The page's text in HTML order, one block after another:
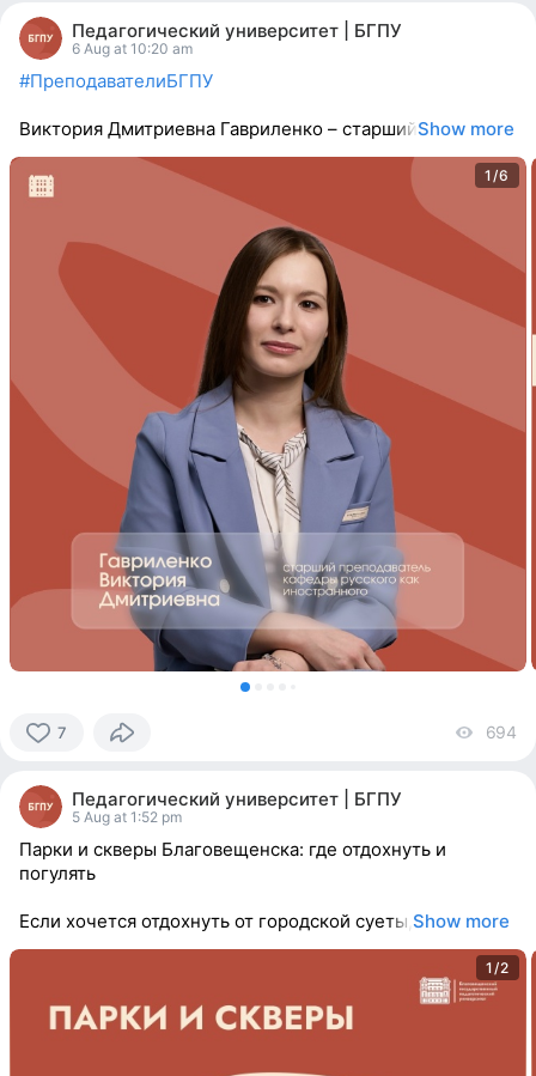
people
reacted Педагогический университет | БГПУ
6 Aug at 10:20 am
#ПреподавателиБГПУ
Виктория Дмитриевна Гавриленко – старшийShow more
1/6
7
people
reacted
694
Педагогический университет | БГПУ
5 Aug at 1:52 pm
Парки и скверы Благовещенска: где отдохнуть и
погулять
Если хочется отдохнуть от городской суеты, Show more
1/2